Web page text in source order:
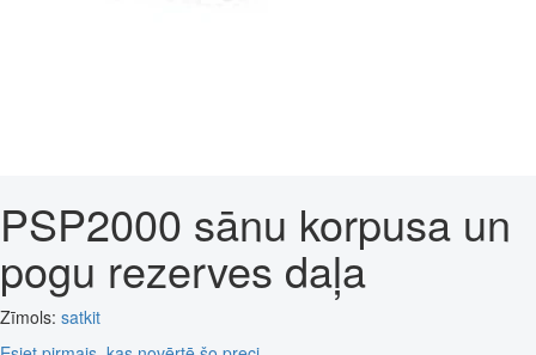
PSP2000 sānu korpusa un
pogu rezerves daļa
Zīmols: satkit